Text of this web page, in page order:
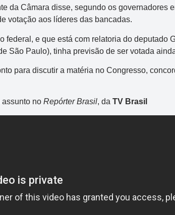
da Câmara disse, segundo os governadores
votação aos líderes das bancadas.
federal, e que está com relatoria do deputado
São Paulo), tinha previsão de ser votada
para discutir a matéria no Congresso,
no Repórter Brasil, da TV Brasil